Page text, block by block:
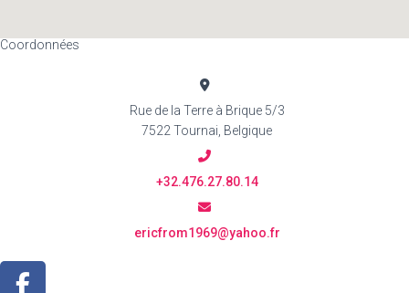
Coordonnées
Rue de la Terre à Brique 5/3
7522 Tournai, Belgique
+32.476.27.80.14
ericfrom1969@yahoo.fr